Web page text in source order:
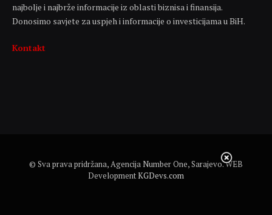
najbolje i najbrže informacije iz oblasti biznisa i finansija.
Donosimo savjete za uspjeh i informacije o investicijama u BiH.
Kontakt
© Sva prava pridržana, Agencija Number One, Sarajevo. WEB
DevelopmentKGDevs.com